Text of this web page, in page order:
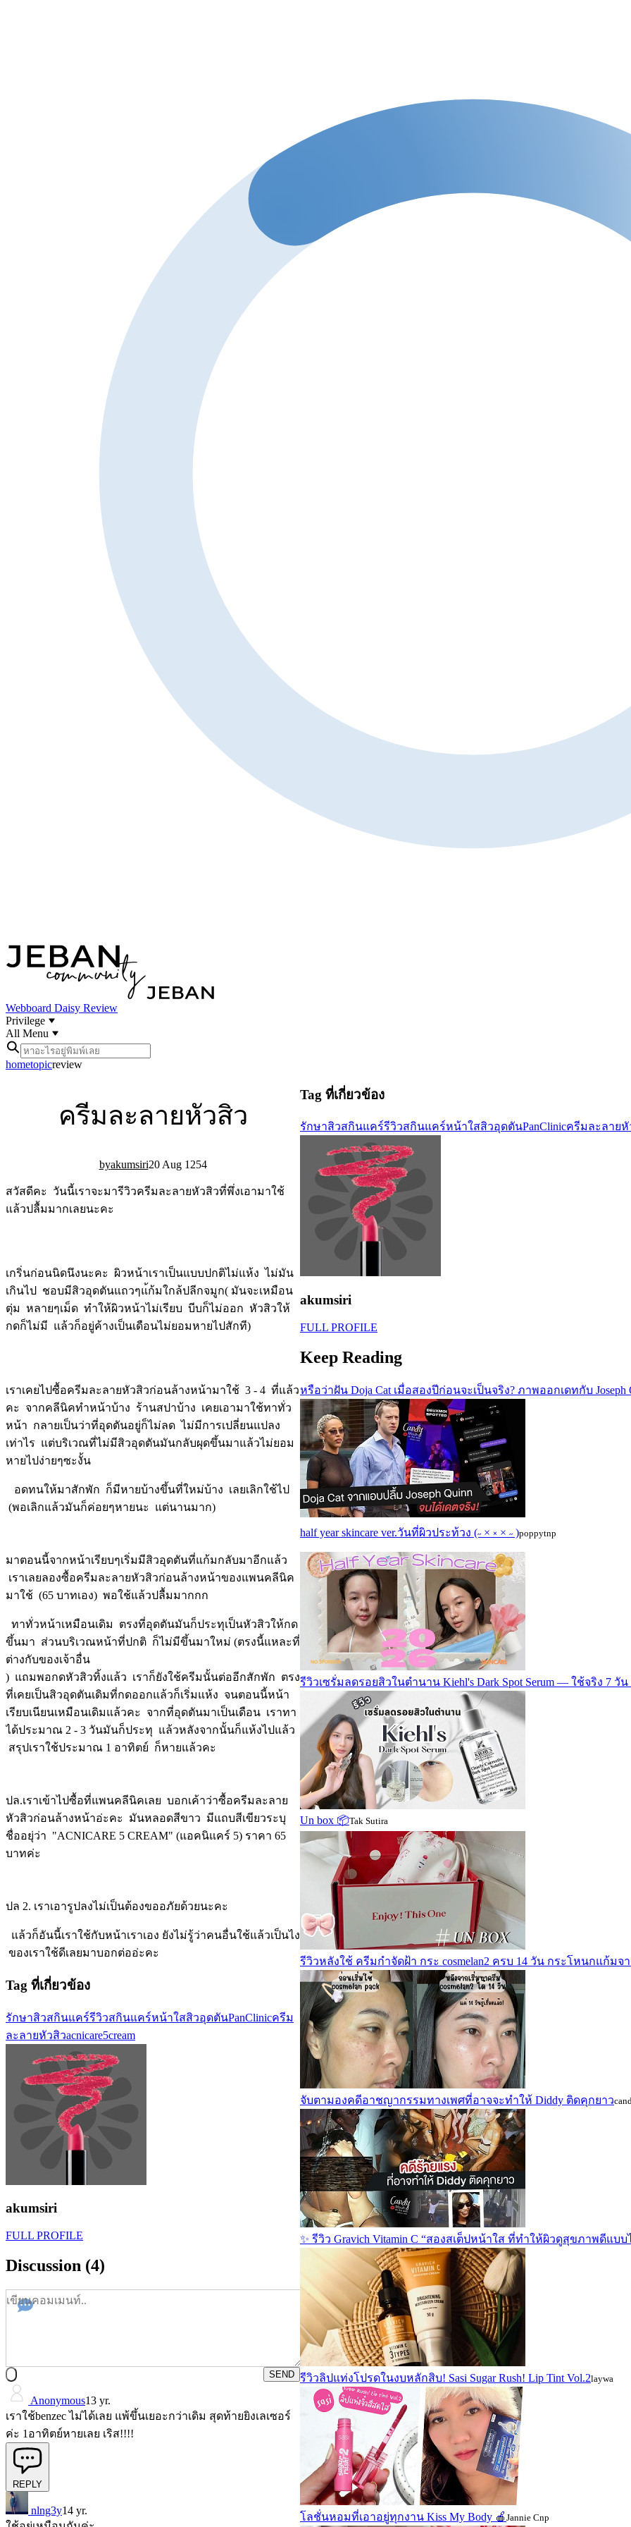
Webboard Daisy Review
Privilege
All Menu
hometopicreview
ครีมละลายหัวสิว
akumsiri20 Aug 1254
สวัสดีคะ วันนี้เราจะมารีวิวครีมละลายหัวสิวที่พึ่งเอามาใช้
แล้วปลื้มมากเลยนะคะ
เกริ่นก่อนนิดนึงนะคะ ผิวหน้าเราเป็นแบบปกติไม่แห้ง ไม่มัน
เกินไป ชอบมีสิวอุดตันแถวๆแ้ก้มใกล้ปลีกจมูก( มันจะเหมือน
ตุ่ม หลายๆเม็ด ทำให้ผิวหน้าไม่เรียบ บีบก็ไม่ออก หัวสิวให้
กดก็ไม่มี แล้วก็อยู่ค้างเป็นเดือนไม่ยอมหายไปสักที)
เราเคยไปซื้อครีมละลายหัวสิวก่อนล้างหน้ามาใช้ 3 - 4 ที่แล้ว
คะ จากคลีนิคทำหน้าบ้าง ร้านสปาบ้าง เคยเอามาใช้ทาทั่ว
หน้า กลายเป็นว่าที่อุดตันอยู่ก็ไม่ลด ไม่มีการเปลี่ยนแปลง
เท่าไร แต่บริเวณที่ไม่มีสิวอุดตันมันกลับผุดขึ้นมาแล้วไม่ยอม
หายไปง่ายๆซะงั้น
อดทนให้มาสักพัก ก็มีหายบ้างขึ้นที่ใหม่บ้าง เลยเลิกใช้ไป
(พอเลิกแล้วมันก็ค่อยๆหายนะ แต่นานมาก)
มาตอนนี้จากหน้าเรียบๆเริ่มมีสิวอุดตันที่แก้มกลับมาอีกแล้ว
เราเลยลองซื้อครีมละลายหัวสิวก่อนล้างหน้าของแพนคลีนิค
มาใช้ (65 บาทเอง) พอใช้แล้วปลื้มมากกก
ทาทั่วหน้าเหมือนเดิม ตรงที่อุดตันมันก็ประทุเป็นหัวสิวให้กด
ขึ้นมา ส่วนบริเวณหน้าที่ปกติ ก็ไม่มีขึ้นมาใหม่ (ตรงนี้แหละที่
ต่างกับของเจ้าอื่น
) แถมพอกดหัวสิวทิ้งแล้ว เราก็ยังใช้ครีมนั้นต่ออีกสักพัก ตรง
ที่เคยเป็นสิวอุดตันเดิมที่กดออกแล้วก็เริ่มแห้ง จนตอนนี้หน้า
เรียบเนียนเหมือนเดิมแล้วคะ จากที่อุดตันมาเป็นเดือน เราทา
ได้ประมาณ 2 - 3 วันมันก็ประทุ แล้วหลังจากนั้นก็แห้งไปแล้ว
สรุปเราใช้ประมาณ 1 อาทิตย์ ก็หายแล้วคะ
ปล.เราเข้าไปซื้อที่แพนคลีนิคเลย บอกเค้าว่าซื้อครีมละลาย
หัวสิวก่อนล้างหน้าอ่ะคะ มันหลอดสีขาว มีแถบสีเขียวระบุ
ชื่ออยุ่ว่า "ACNICARE 5 CREAM" (แอคนิแคร์ 5) ราคา 65
บาทค่ะ
ปล 2. เราเอารูปลงไม่เป็นต้องขออภัยด้วยนะคะ
แล้วก็อันนี้เราใช้กับหน้าเราเอง ยังไม่รู้ว่าคนอื่นใช้แล้วเป็นไง
ของเราใช้ดีเลยมาบอกต่ออ่ะคะ
Tag ที่เกี่ยวข้อง
รักษาสิวสกินแคร์รีวิวสกินแคร์หน้าใสสิวอุดตันPanClinicครีม
ละลายหัวสิวacnicare5cream
akumsiri
FULL PROFILE
Discussion (4)
SEND
Anonymous13 yr.
เราใช้benzec ไม่ได้เลย แพ้ขึ้นเยอะกว่าเดิม สุดท้ายยิงเลเซอร์
ค่ะ 1อาทิตย์หายเลย เริส!!!!
REPLY
nlng3y14 yr.
Tag ที่เกี่ยวข้อง
รักษาสิวสกินแคร์รีวิวสกินแคร์หน้าใสสิวอุดตันPanClinicครีมละลายหั
akumsiri
FULL PROFILE
Keep Reading
หรือว่าฝัน Doja Cat เมื่อสองปีก่อนจะเป็นจริง? ภาพออกเดทกับ Joseph
half year skincare ver.วันที่ผิวประท้วง (˶ × ༝ × ˶ )poppytnp
รีวิวเซรั่มลดรอยสิวในตำนาน Kiehl's Dark Spot Serum — ใช้จริง 7
Un box 📦Tak Sutira
รีวิวหลังใช้ ครีมกำจัดฝ้า กระ cosmelan2 ครบ 14 วัน กระโหนกแก้ม
จับตามองคดีอาชญากรรมทางเพศที่อาจจะทำให้ Diddy ติดคุกยาว
✨ รีวิว Gravich Vitamin C “สองสเต็ปหน้าใส ที่ทำให้ผิวดูสุขภาพดีแบ
รีวิวลิปแท่งโปรดในงบหลักสิบ! Sasi Sugar Rush! Lip Tint Vol.2laywa
โลชั่นหอมที่เอาอยู่ทุกงาน Kiss My Body 🍎 Jannie Cnp